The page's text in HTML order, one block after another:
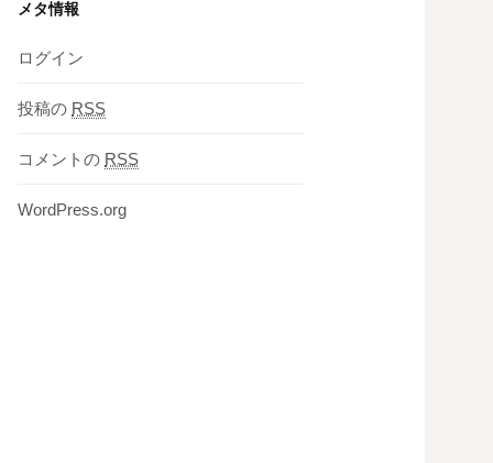
メタ情報
ログイン
投稿の RSS
コメントの RSS
WordPress.org